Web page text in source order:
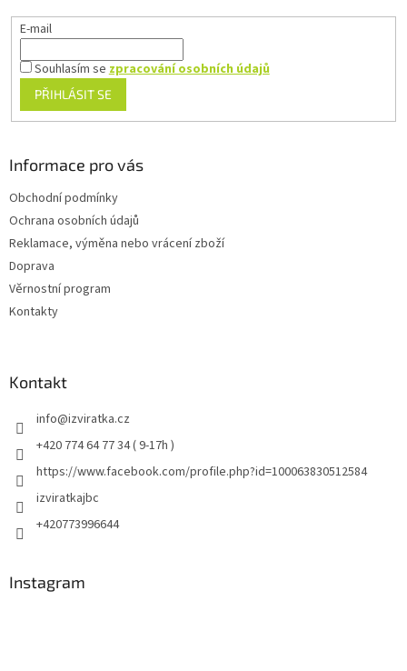
E-mail
Souhlasím sezpracování osobních údajů
PŘIHLÁSIT SE
Informace pro vás
Obchodní podmínky
Ochrana osobních údajů
Reklamace, výměna nebo vrácení zboží
Doprava
Věrnostní program
Kontakty
Kontakt
info@izviratka.cz
+420 774 64 77 34 ( 9-17h )
https://www.facebook.com/profile.php?id=100063830512584
izviratkajbc
+420773996644
Instagram